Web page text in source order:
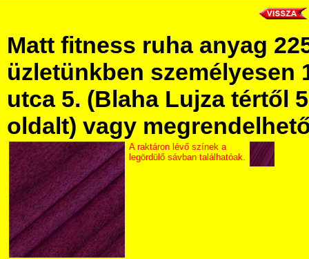
Matt fitness ruha anyag
üzletünkben személyesen
utca 5. (Blaha Lujza tértől
oldalt) vagy
A raktáron lévő színek a
legördülő sávban találhatóak.